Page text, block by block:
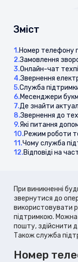
При виникненні
звернутися до
використовувати
підтримкою.
пошту, здійснити
Також служба
Номер
Зміст
1.Номер телефону
2.Замовлення
3.Онлайн-чат
4.Звернення
5.Служба
6.Месенджери
7.Де знайти
8.Звернення до
9.Які питання
10.Режим роботи
11.Чому служба
12.Відповіді на